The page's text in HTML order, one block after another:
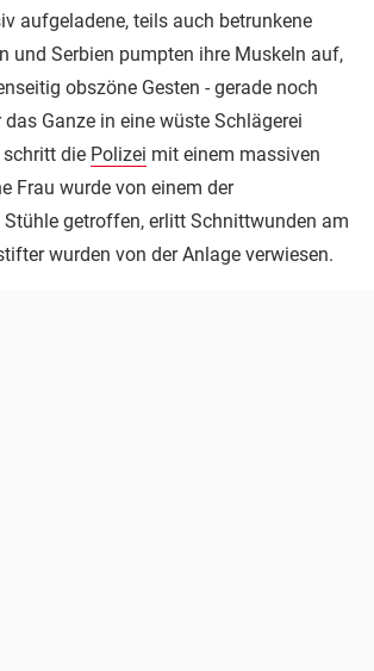
aufgeladene, teils auch betrunkene
und Serbien pumpten ihre Muskeln auf,
obszöne Gesten - gerade noch
Ganze in eine wüste Schlägerei
schritt die Polizei mit einem massiven
Frau wurde von einem der
getroffen, erlitt Schnittwunden am
wurden von der Anlage verwiesen.